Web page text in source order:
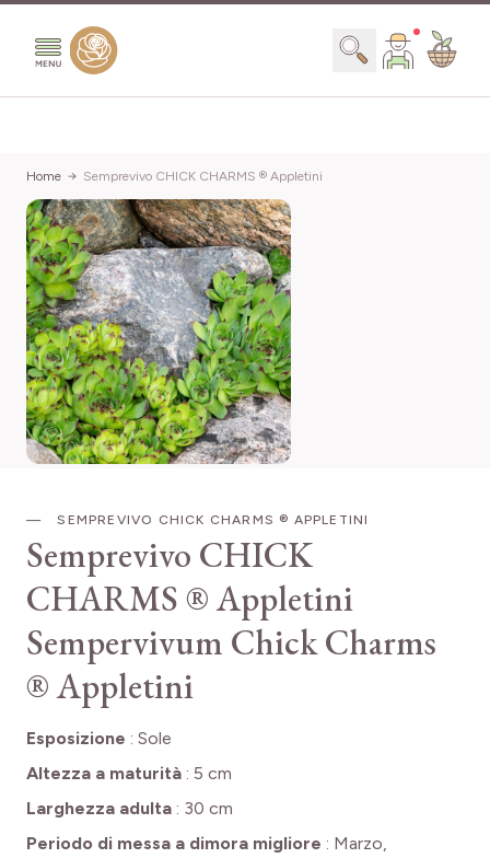
Search
Home Semprevivo CHICK CHARMS ® Appletini
SEMPREVIVO CHICK CHARMS ® APPLETINI
Semprevivo CHICK
CHARMS ® Appletini
Sempervivum Chick Charms
® Appletini
Esposizione : Sole
Altezza a maturità : 5 cm
Larghezza adulta : 30 cm
Periodo di messa a dimora migliore : Marzo,